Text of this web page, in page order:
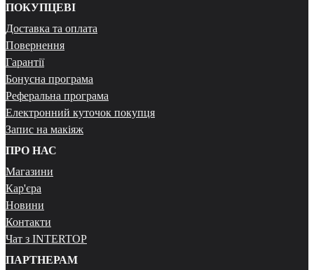
ПОКУПЦЕВІ
Доставка та оплата
Повернення
Гарантії
Бонусна програма
Реферальна програма
Електронний куточок покупця
Запис на макіяж
ПРО НАС
Магазини
Кар'єра
Новини
Контакти
Чат з INTERTOP
ПАРТНЕРАМ